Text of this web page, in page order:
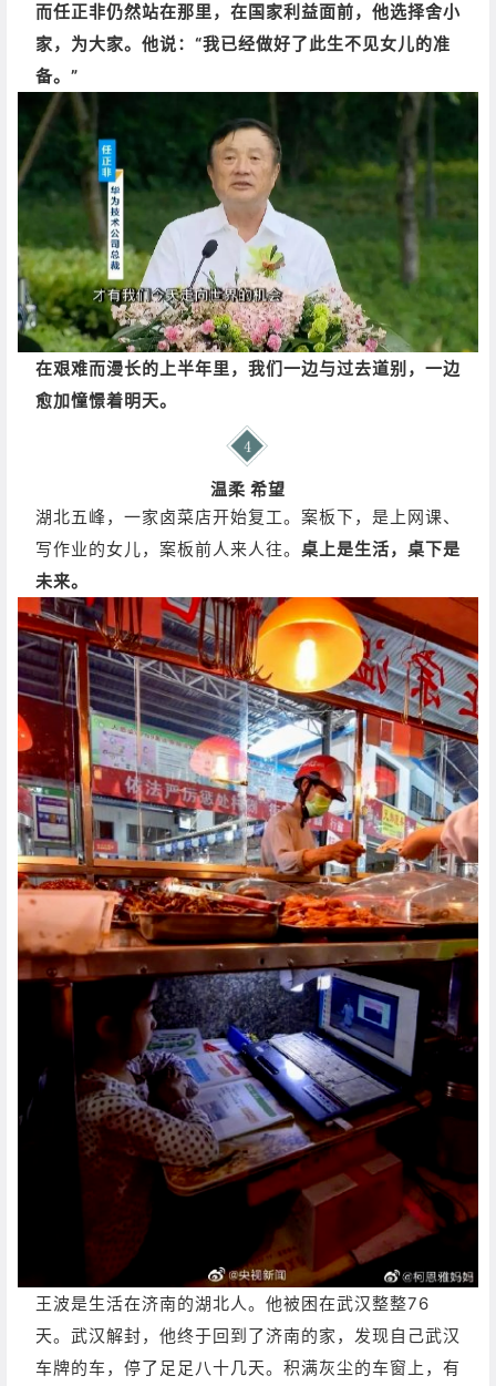
而任正非仍然站在那里，在国家利益面前，他选择舍小
家，为大家。 他说：“我已经做好了此生不见女儿的准
备。”
在艰难而漫长的上半年里，我们一边与过去道别，一边
愈加憧憬着明天。
温柔 希望
湖北五峰，一家卤菜店开始复工。 案板下，是上网课、
写作业的女儿，案板前人来人往。 桌上是生活，桌下是
未来。
王波是生活在济南的湖北人。他被困在武汉整整76
天。 武汉解封，他终于回到了济南的家，发现自己武汉
车牌的车，停了足足八十几天。积满灰尘的车窗上，有